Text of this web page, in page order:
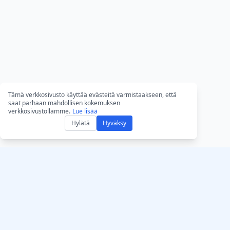
Tämä verkkosivusto käyttää evästeitä varmistaakseen, että
saat parhaan mahdollisen kokemuksen
verkkosivustollamme. Lue lisää
Hylätä
Hyväksy